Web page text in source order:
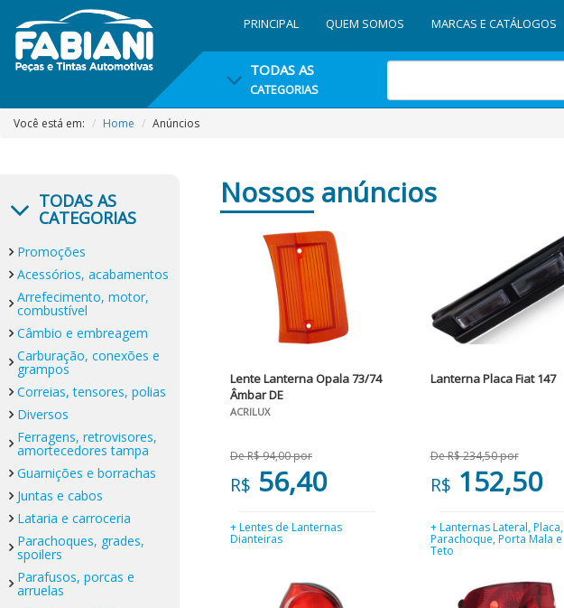
PRINCIPAL QUEM SOMOS MARCAS E CATÁLOGOS
TODAS AS
CATEGORIAS
Você está em: Home Anúncios
TODAS AS
CATEGORIAS
Promoções
Acessórios, acabamentos
Arrefecimento, motor,
combustível
Câmbio e embreagem
Carburação, conexões e
grampos
Correias, tensores, polias
Diversos
Ferragens, retrovisores,
amortecedores tampa
Guarnições e borrachas
Juntas e cabos
Lataria e carroceria
Parachoques, grades,
spoilers
Parafusos, porcas e
arruelas
Nossos anúncios
Lente Lanterna Opala 73/74
Âmbar DE
ACRILUX
De R$ 94,00 por
R$ 56,40
+ Lentes de Lanternas
Dianteiras
Lanterna Placa Fiat 147
De R$ 234,50 por
R$ 152,50
+ Lanternas Lateral, Placa,
Parachoque, Porta Mala e
Teto